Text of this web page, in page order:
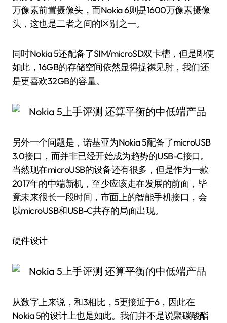
万像素前置摄像头，而Nokia 6则是1600万像素摄像
头，这也是二者之间的区别之一。
同时Nokia 5还配备了SIM/microSD双卡槽，但是即便
如此，16GB的存储空间依然显得捉襟见肘，我们还
是更喜欢32GB的容量。
另外一个问题是，诺基亚为Nokia 5配备了microUSB
3.0接口，而并非已经开始成为趋势的USB-C接口。
当然现在microUSB的设备还有很多，但是作为一款
2017年的中端新机，至少应该走在发展的前面，毕
竟未来很长一段时间，市面上的智能手机接口，会
以microUSB和USB-C共存的局面出现。
硬件设计
从数字上来说，和3相比，5更接近于6，因此在
Nokia 5的设计上也是如此。我们并不是说聚碳酸酯